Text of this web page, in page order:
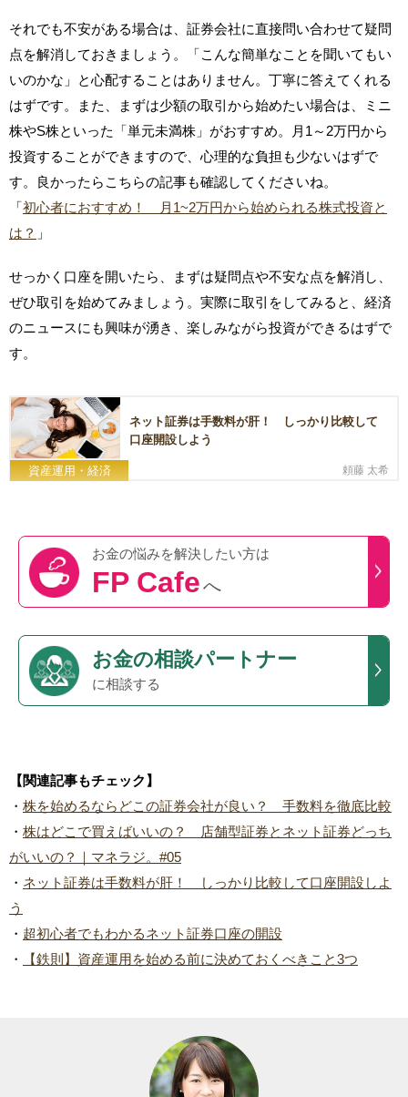
それでも不安がある場合は、証券会社に直接問い合わせて疑問
点を解消しておきましょう。「こんな簡単なことを聞いてもい
いのかな」と心配することはありません。丁寧に答えてくれる
はずです。また、まずは少額の取引から始めたい場合は、ミニ
株やS株といった「単元未満株」がおすすめ。月1～2万円から
投資することができますので、心理的な負担も少ないはずで
す。良かったらこちらの記事も確認してくださいね。
「初心者におすすめ！ 月1~2万円から始められる株式投資と
は？ 」
せっかく口座を開いたら、まずは疑問点や不安な点を解消し、
ぜひ取引を始めてみましょう。実際に取引をしてみると、経済
のニュースにも興味が湧き、楽しみながら投資ができるはずで
す。
ネット証券は手数料が肝！ しっかり比較して
口座開設しよう
資産運用・経済 頼藤 太希
お金の悩みを解決したい方は
FP Cafeへ
お金の相談パートナー
に相談する
【関連記事もチェック】
・ 株を始めるならどこの証券会社が良い？ 手数料を徹底比較
・ 株はどこで買えばいいの？ 店舗型証券とネット証券どっち
がいいの？｜マネラジ。#05
・ ネット証券は手数料が肝！ しっかり比較して口座開設しよ
う
・ 超初心者でもわかるネット証券口座の開設
・
【鉄則】資産運用を始める前に決めておくべきこと3つ